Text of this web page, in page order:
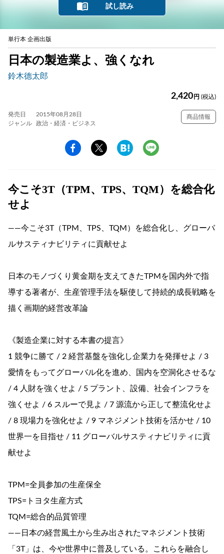
試し読み
単行本 企画出版
日本の製造業よ、強くなれ
鈴木德太郎
2,420 円 (税込)
発売日
2015年08月28日
ジャンル
政治・経済・ビジネス
商品情報
今こそ3T（TPM、TPS、TQM）を総合化
せよ
――今こそ3T（TPM、TPS、TQM）を総合化し、グローバ
ルサスティナビリティに貢献せよ
日本のモノづくり黄金期を支えてきたTPMを国内外で指
導する著者が、生産管理手法を駆使して持続的成長戦略を
描く画期的経営改革論
《製造企業に対する本書の提言》
1 競争に勝て / 2 経営基盤を強化し企業力を発揮せよ / 3
愛情をもってグローバル化を進め、国内を空洞化させるな
/ 4 人財を強くせよ / 5 プラント、設備、社会インフラを
強くせよ / 6 スルーで見よ / 7 源流から正して整流化せよ
/ 8 現場力を強化せよ / 9 マネジメント技術を活かせ / 10
世界一を目指せ / 11 グローバルサスティナビリティに貢
献せよ
TPM=全員参加の生産保全
TPS=トヨタ生産方式
TQM=総合的品質管理
――日本の経営風土から生み出されたマネジメント技術
「3T」は、今や世界中に普及している。これらを融合し